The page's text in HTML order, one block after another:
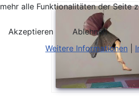
mehr alle Funktionalitäten der Seite
Akzeptieren
Ablehnen
Weitere Informationen